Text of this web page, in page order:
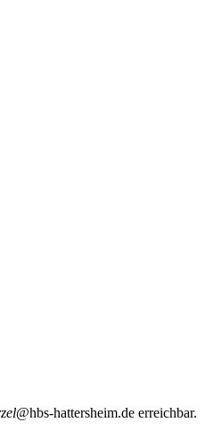
@hbs-hattersheim.de erreichbar.